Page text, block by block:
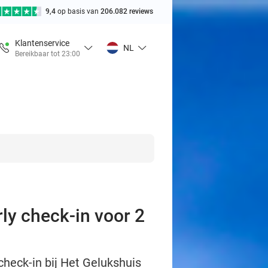
9,4 op basis van 206.082 reviews
Klantenservice
Bereikbaar tot 23:00
NL
check-in voor 2
in bij Het Gelukshuis